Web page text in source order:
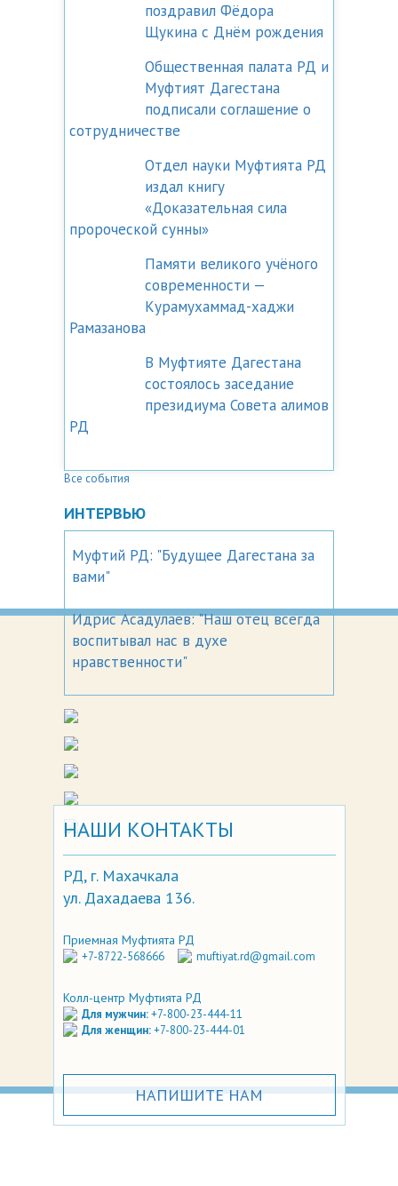
поздравил Фёдора
Щукина с Днём рождения
Общественная палата РД и
Муфтият Дагестана
подписали соглашение о
сотрудничестве
Отдел науки Муфтията РД
издал книгу
«Доказательная сила
пророческой сунны»
Памяти великого учёного
современности —
Курамухаммад-хаджи
Рамазанова
В Муфтияте Дагестана
состоялось заседание
президиума Совета алимов
РД
Все события
ИНТЕРВЬЮ
Муфтий РД: "Будущее Дагестана за
вами"
Идрис Асадулаев: "Наш отец всегда
воспитывал нас в духе
нравственности"
НАШИ КОНТАКТЫ
РД, г. Махачкала
ул. Дахадаева 136.
Приемная Муфтията РД
+7-8722-568666 muftiyat.rd@gmail.com
Колл-центр Муфтията РД
Для мужчин:+7-800-23-444-11
Для женщин:+7-800-23-444-01
НАПИШИТЕ НАМ